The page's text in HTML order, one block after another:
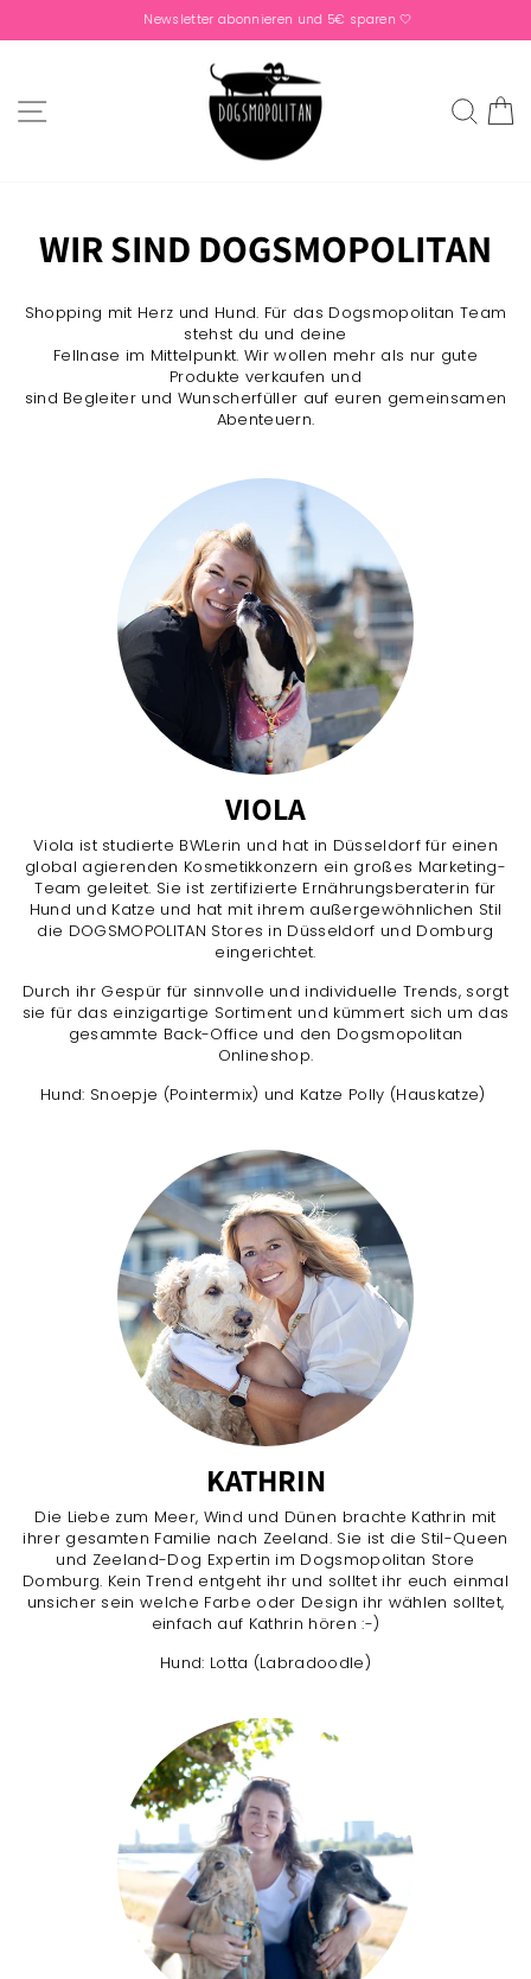
Pause
Newsletter abonnieren und 5€ sparen 🤍
SITE NAVIGATION
WIR SIND DOGSMOPOLITAN
Shopping mit Herz und Hund. Für das Dogsmopolitan Team
stehst du und deine
Fellnase im Mittelpunkt. Wir wollen mehr als nur gute
Produkte verkaufen und
sind Begleiter und Wunscherfüller auf euren gemeinsamen
Abenteuern.
VIOLA
Viola ist studierte BWLerin und hat in Düsseldorf für einen
global agierenden Kosmetikkonzern ein großes Marketing-
Team geleitet. Sie ist zertifizierte Ernährungsberaterin für
Hund und Katze und hat mit ihrem außergewöhnlichen Stil
die DOGSMOPOLITAN Stores in Düsseldorf und Domburg
eingerichtet.
Durch ihr Gespür für sinnvolle und individuelle Trends, sorgt
sie für das einzigartige Sortiment und kümmert sich um das
gesammte Back-Office und den Dogsmopolitan
Onlineshop.
Hund: Snoepje (Pointermix) und Katze Polly (Hauskatze)
KATHRIN
Die Liebe zum Meer, Wind und Dünen brachte Kathrin mit
ihrer gesamten Familie nach Zeeland. Sie ist die Stil-Queen
und Zeeland-Dog Expertin im Dogsmopolitan Store
Domburg. Kein Trend entgeht ihr und solltet ihr euch einmal
unsicher sein welche Farbe oder Design ihr wählen solltet,
einfach auf Kathrin hören :-)
Hund: Lotta (Labradoodle)